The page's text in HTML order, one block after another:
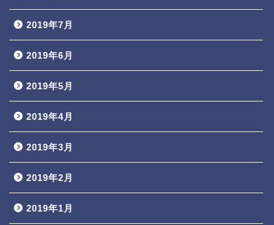
2019年7月
2019年6月
2019年5月
2019年4月
2019年3月
2019年2月
2019年1月